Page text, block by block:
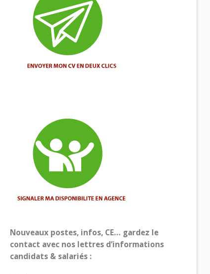
Nouveaux postes, infos, CE… gardez le
contact avec nos lettres d’informations
candidats & salariés :